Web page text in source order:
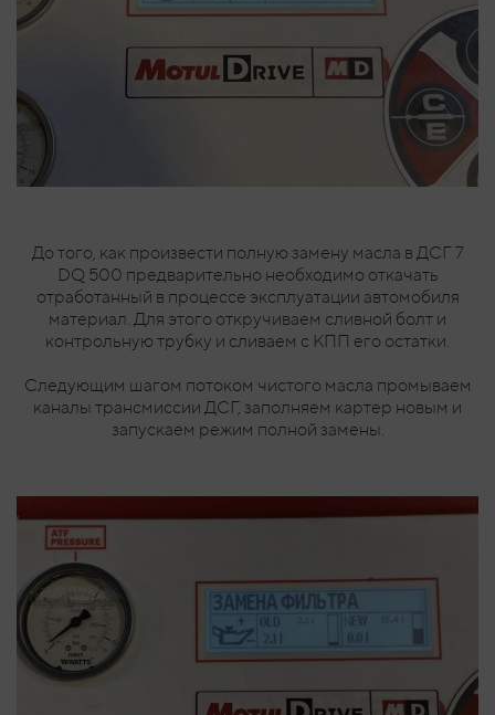
До того, как произвести полную замену масла в ДСГ 7
DQ 500 предварительно необходимо откачать
отработанный в процессе эксплуатации автомобиля
материал. Для этого откручиваем сливной болт и
контрольную трубку и сливаем с КПП его остатки.
Следующим шагом потоком чистого масла промываем
каналы трансмиссии ДСГ, заполняем картер новым и
запускаем режим полной замены.